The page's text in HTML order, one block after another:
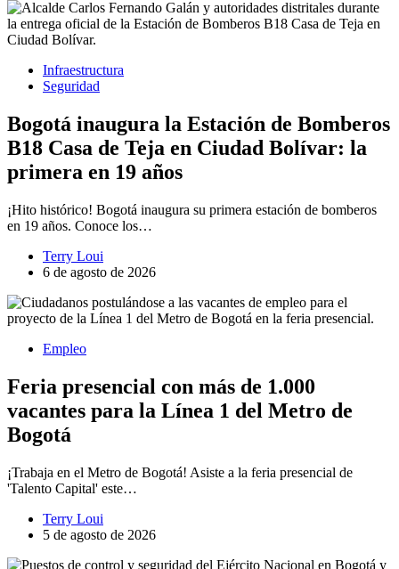
Infraestructura
Seguridad
Bogotá inaugura la Estación de Bomberos
B18 Casa de Teja en Ciudad Bolívar: la
primera en 19 años
¡Hito histórico! Bogotá inaugura su primera estación de bomberos
en 19 años. Conoce los…
Terry Loui
6 de agosto de 2026
Empleo
Feria presencial con más de 1.000
vacantes para la Línea 1 del Metro de
Bogotá
¡Trabaja en el Metro de Bogotá! Asiste a la feria presencial de
'Talento Capital' este…
Terry Loui
5 de agosto de 2026